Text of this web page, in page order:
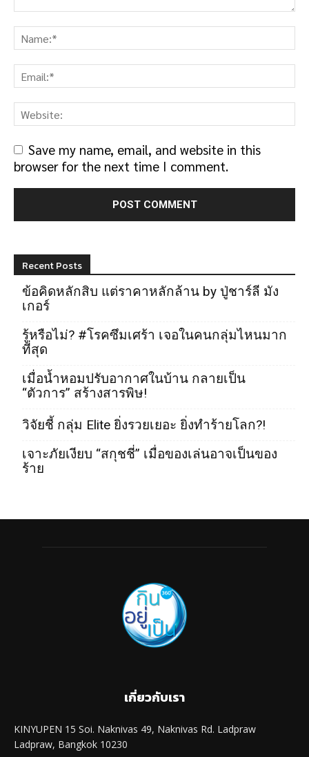
Save my name, email, and website in this
browser for the next time I comment.
Recent Posts
ข้อคิดหลักสิบ แต่ราคาหลักล้าน by ปู่ชาร์ลี มัง
เกอร์
รู้หรือไม่? #โรคซึมเศร้า เจอในคนกลุ่มไหนมาก
ที่สุด
เมื่อน้ำหอมปรับอากาศในบ้าน กลายเป็น
“ตัวการ” สร้างสารพิษ!
วิจัยชี้ กลุ่ม Elite ยิ่งรวยเยอะ ยิ่งทำร้ายโลก?!
เจาะภัยเงียบ “สกุชชี่” เมื่อของเล่นอาจเป็นของ
ร้าย
เกี่ยวกับเรา
KINYUPEN 15 Soi. Naknivas 49, Naknivas Rd. Ladpraw
Ladpraw, Bangkok 10230